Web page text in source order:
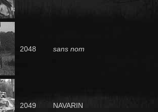
2048 sans nom
2049 NAVARIN